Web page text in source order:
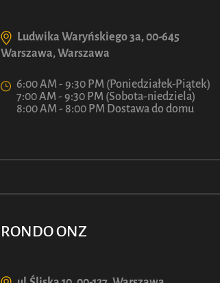
Ludwika Waryńskiego 3a, 00-645
Warszawa, Warszawa
6:00 AM - 9:30 PM (Poniedziałek-Piątek)
7:00 AM - 9:30 PM (Sobota-niedziela)
8:00 AM - 8:00 PM Dostawa do domu
RONDO ONZ